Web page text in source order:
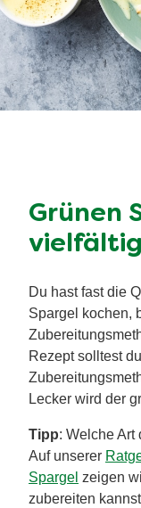
Grünen
Du hast fast die
Spargel kochen,
Rezept solltest
Lecker wird der
Tipp: Welche Art
Auf unserer
Spargel zeigen
zubereiten